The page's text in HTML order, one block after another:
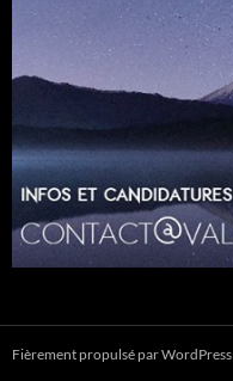
Fièrement propulsé par WordPress